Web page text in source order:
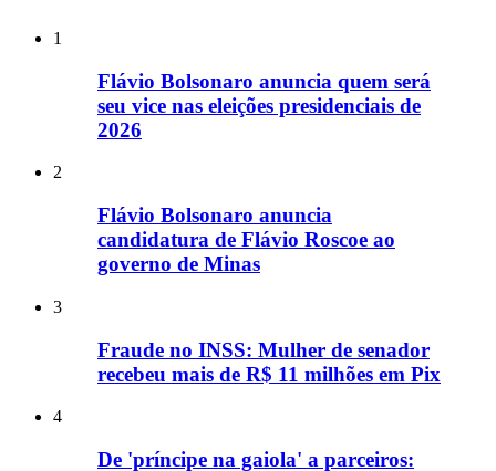
1
Flávio Bolsonaro anuncia quem será
seu vice nas eleições presidenciais de
2026
2
Flávio Bolsonaro anuncia
candidatura de Flávio Roscoe ao
governo de Minas
3
Fraude no INSS: Mulher de senador
recebeu mais de R$ 11 milhões em Pix
4
De 'príncipe na gaiola' a parceiros: